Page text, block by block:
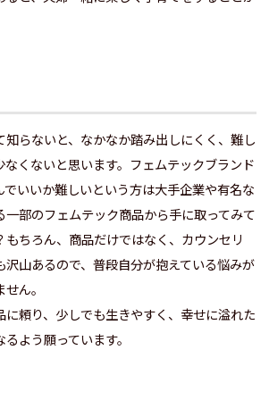
知らないと、なかなか踏み出しにくく、難し
なくないと思います。フェムテックブランド
でいいか難しいという方は大手企業や有名な
一部のフェムテック商品から手に取ってみて
もちろん、商品だけではなく、カウンセリ
沢山あるので、普段自分が抱えている悩みが
ん。
頼り、少しでも生きやすく、幸せに溢れた
よう願っています。